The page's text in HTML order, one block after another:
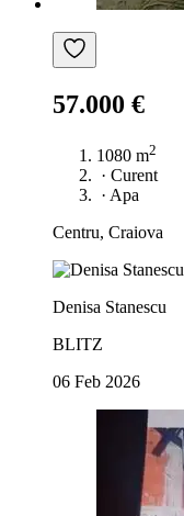
57.000 €
1080 m2
· Curent
· Apa
Centru, Craiova
Denisa Stanescu
BLITZ
06 Feb 2026